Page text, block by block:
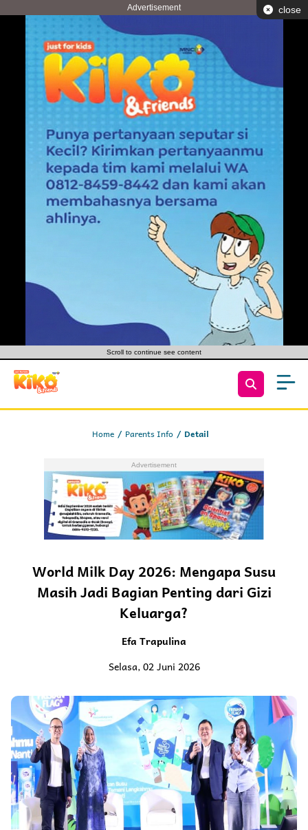
Advertisement close
Scroll to continue see content
Home Parents Info Detail
World Milk Day 2026: Mengapa Susu
Masih Jadi Bagian Penting dari Gizi
Keluarga?
Efa Trapulina
Selasa, 02 Juni 2026